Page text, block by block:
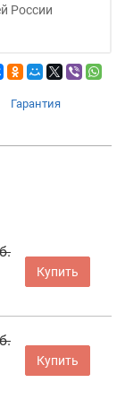
России
Гарантия
Купить
Купить